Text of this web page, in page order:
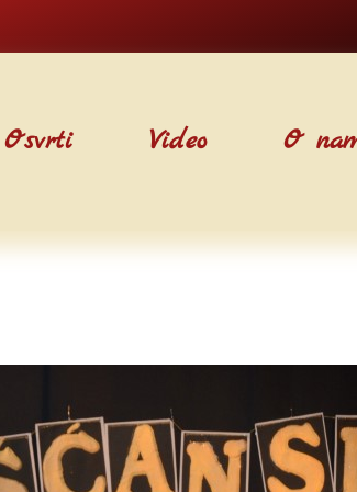
Osvrti Video O